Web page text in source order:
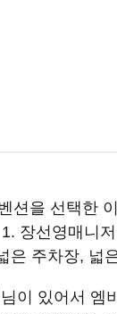
션을 선택한
1. 장선영매니
은 주차장, 넓
이 있어서 엠